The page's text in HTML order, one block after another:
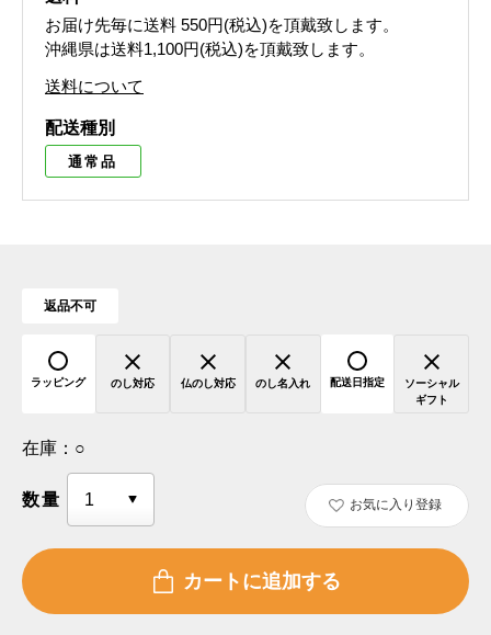
お届け先毎に送料 550円(税込)を頂戴致します。
沖縄県は送料1,100円(税込)を頂戴致します。
送料について
配送種別
通常品
返品不可
ラッピング のし対応 仏のし対応 のし名入れ 配送日指定
ソーシャル
ギフト
在庫： ○
数量 お気に入り登録